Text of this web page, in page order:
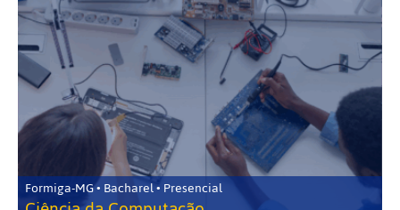
Formiga-MG • Bacharel • Presencial